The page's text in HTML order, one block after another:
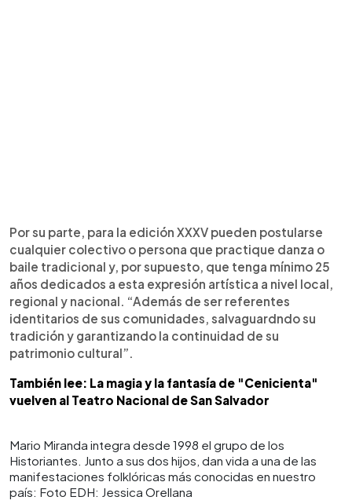
Por su parte, para la edición XXXV pueden postularse
cualquier colectivo o persona que practique danza o
baile tradicional y, por supuesto, que tenga mínimo 25
años dedicados a esta expresión artística a nivel local,
regional y nacional. “Además de ser referentes
identitarios de sus comunidades, salvaguardndo su
tradición y garantizando la continuidad de su
patrimonio cultural”.
También lee: La magia y la fantasía de "Cenicienta"
vuelven al Teatro Nacional de San Salvador
Mario Miranda integra desde 1998 el grupo de los
Historiantes. Junto a sus dos hijos, dan vida a una de las
manifestaciones folklóricas más conocidas en nuestro
país: Foto EDH: Jessica Orellana